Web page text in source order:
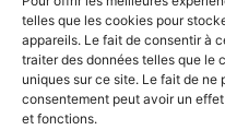
telles que les cookies pour
appareils. Le fait de consentir à
traiter des données telles que le
uniques sur ce site. Le fait de ne
consentement peut avoir un
et fonctions.
Mon compte
Nous contacter
Mode paiement
Nos services